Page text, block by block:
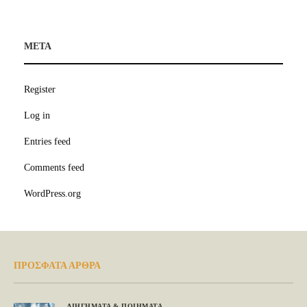
META
Register
Log in
Entries feed
Comments feed
WordPress.org
ΠΡΟΣΦΑΤΑ ΑΡΘΡΑ